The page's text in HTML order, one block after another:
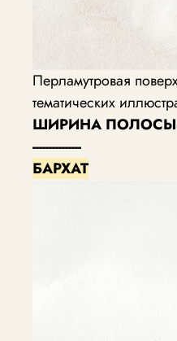
Перламутровая
тематических
ШИРИНА ПОЛОСЫ
---------------
БАРХАТ